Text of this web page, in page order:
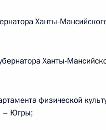
округ
часть потенциала
Ханты-
Ханты-
физической
– Югры;